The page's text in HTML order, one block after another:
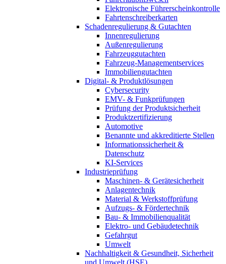
Elektronische Führerscheinkontrolle
Fahrtenschreiberkarten
Schadenregulierung & Gutachten
Innenregulierung
Außenregulierung
Fahrzeuggutachten
Fahrzeug-Managementservices
Immobiliengutachten
Digital- & Produktlösungen
Cybersecurity
EMV- & Funkprüfungen
Prüfung der Produktsicherheit
Produktzertifizierung
Automotive
Benannte und akkreditierte Stellen
Informationssicherheit &
Datenschutz
KI-Services
Industrieprüfung
Maschinen- & Gerätesicherheit
Anlagentechnik
Material & Werkstoffprüfung
Aufzugs- & Fördertechnik
Bau- & Immobilienqualität
Elektro- und Gebäudetechnik
Gefahrgut
Umwelt
Nachhaltigkeit & Gesundheit, Sicherheit
und Umwelt (HSE)